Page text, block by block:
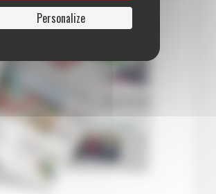
Personalize